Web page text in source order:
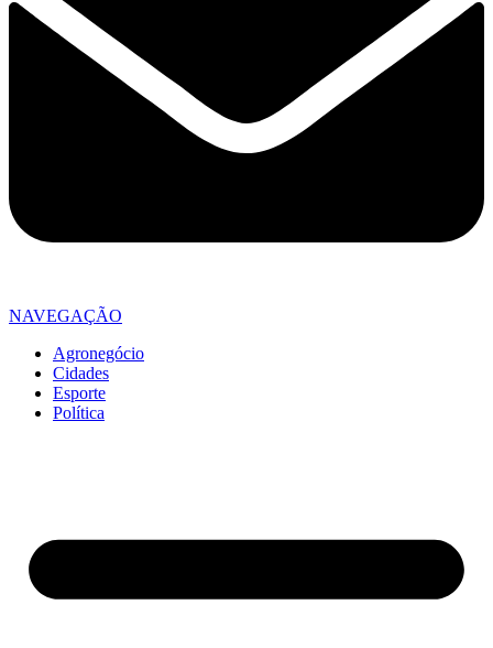
NAVEGAÇÃO
Agronegócio
Cidades
Esporte
Política